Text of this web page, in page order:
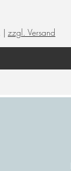
| zzgl. Versand